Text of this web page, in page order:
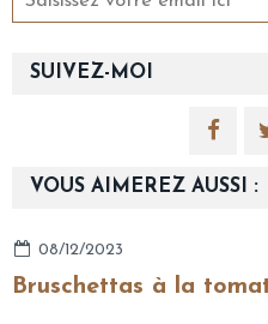
SUIVEZ-MOI
VOUS AIMEREZ AUSSI :
08/12/2023
Bruschettas à la